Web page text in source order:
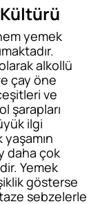
yemek
alkollü
çay öne
ve
şarapları
ilgi
daha çok
Yemek
gösterse
sebzelerle